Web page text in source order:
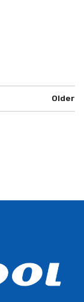
Older